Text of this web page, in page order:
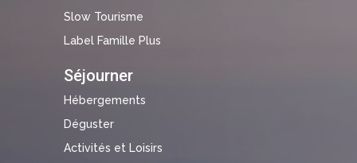
Slow Tourisme
Label Famille Plus
Séjourner
Hébergements
Déguster
Activités et Loisirs